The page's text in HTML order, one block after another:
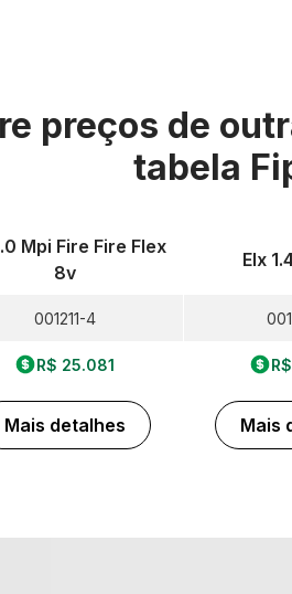
preços de
tabela
Mpi Fire Fire Flex
8v
001211-4
R$ 25.081
Mais detalhes
Elx
Mais